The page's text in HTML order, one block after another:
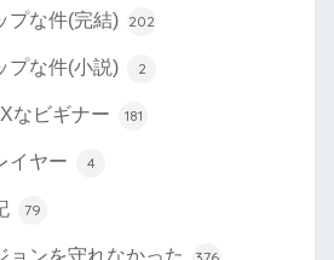
プな件(完結) 202
プな件(小説) 2
なビギナー 181
イヤー 4
79